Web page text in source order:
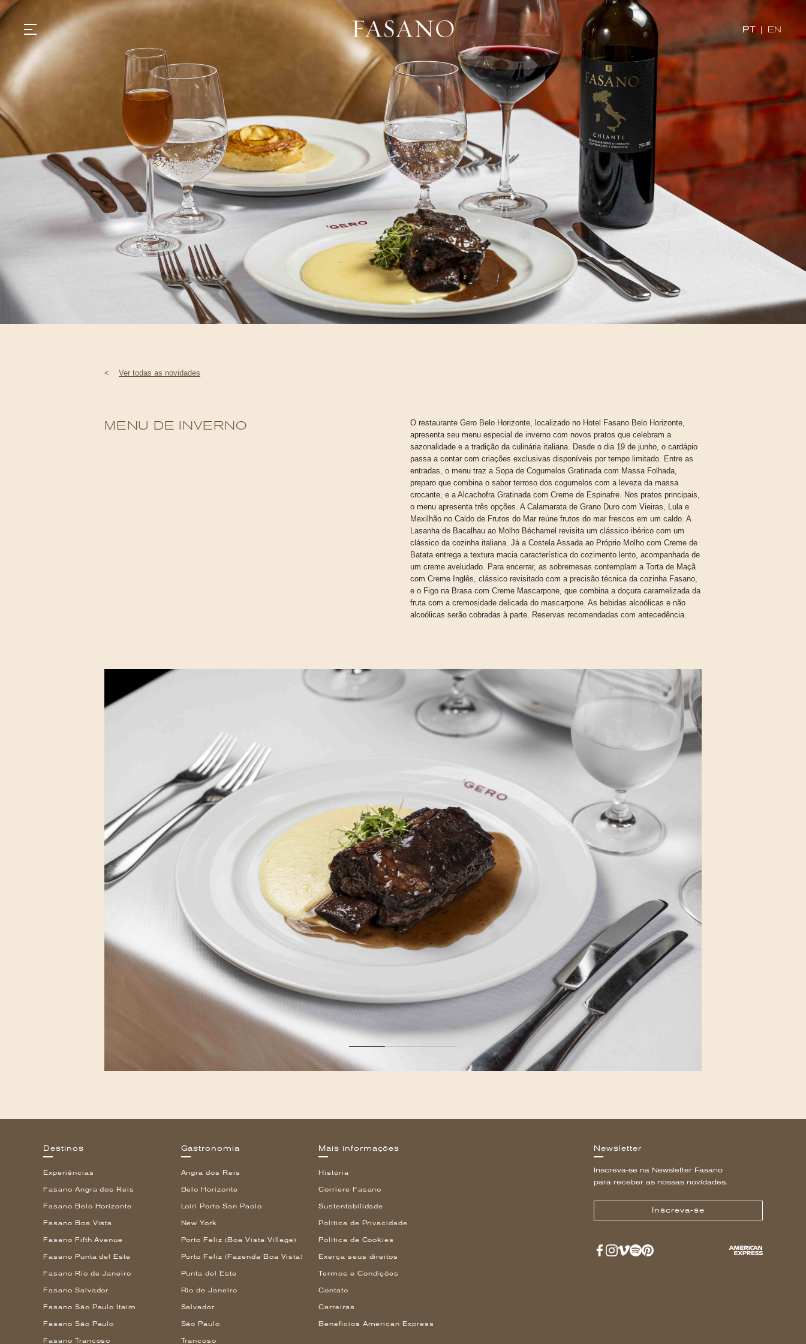
PT EN
GASTRONOMIA
HOTÉIS
EXPERIÊNCIAS
EVENTOS
VILLAS
SHOP | SELEZIONE
DESCUBRA
WHAT'S COOKING
CORRIERE
HISTÓRIA
SUSTENTABILIDADE
CONTATO
< Ver todas as novidades
MENU DE INVERNO
O restaurante Gero Belo Horizonte, localizado no Hotel Fasano Belo Horizonte,
apresenta seu menu especial de inverno com novos pratos que celebram a
sazonalidade e a tradição da culinária italiana. Desde o dia 19 de junho, o cardápio
passa a contar com criações exclusivas disponíveis por tempo limitado. Entre as
entradas, o menu traz a Sopa de Cogumelos Gratinada com Massa Folhada,
preparo que combina o sabor terroso dos cogumelos com a leveza da massa
crocante, e a Alcachofra Gratinada com Creme de Espinafre. Nos pratos principais,
o menu apresenta três opções. A Calamarata de Grano Duro com Vieiras, Lula e
Mexilhão no Caldo de Frutos do Mar reúne frutos do mar frescos em um caldo. A
Lasanha de Bacalhau ao Molho Béchamel revisita um clássico ibérico com um
clássico da cozinha italiana. Já a Costela Assada ao Próprio Molho com Creme de
Batata entrega a textura macia característica do cozimento lento, acompanhada de
um creme aveludado. Para encerrar, as sobremesas contemplam a Torta de Maçã
com Creme Inglês, clássico revisitado com a precisão técnica da cozinha Fasano,
e o Figo na Brasa com Creme Mascarpone, que combina a doçura caramelizada da
fruta com a cremosidade delicada do mascarpone. As bebidas alcoólicas e não
alcoólicas serão cobradas à parte. Reservas recomendadas com antecedência.
Destinos
Experiências
Fasano Angra dos Reis
Fasano Belo Horizonte
Fasano Boa Vista
Fasano Fifth Avenue
Fasano Punta del Este
Fasano Rio de Janeiro
Fasano Salvador
Fasano São Paulo Itaim
Fasano São Paulo
Fasano Trancoso
Gastronomia
Angra dos Reis
Belo Horizonte
Loiri Porto San Paolo
New York
Porto Feliz (Boa Vista Village)
Porto Feliz (Fazenda Boa Vista)
Punta del Este
Rio de Janeiro
Salvador
São Paulo
Trancoso
Mais informações
História
Corriere Fasano
Sustentabilidade
Política de Privacidade
Política de Cookies
Exerça seus direitos
Termos e Condições
Contato
Carreiras
Benefícios American Express
Newsletter
Inscreva-se na Newsletter Fasano
para receber as nossas novidades.
Inscreva-se